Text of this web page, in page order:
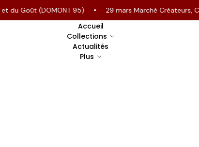
Goût (DOMONT 95) 29 mars Marché Créateurs,
Accueil
Collections
Actualités
Plus